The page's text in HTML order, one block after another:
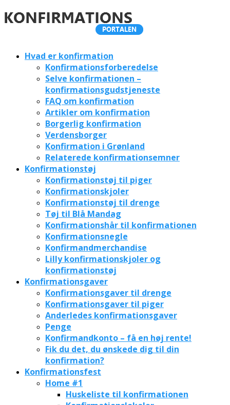
Hvad er konfirmation
Konfirmationsforberedelse
Selve konfirmationen –
konfirmationsgudstjeneste
FAQ om konfirmation
Artikler om konfirmation
Borgerlig konfirmation
Verdensborger
Konfirmation i Grønland
Relaterede konfirmationsemner
Konfirmationstøj
Konfirmationstøj til piger
Konfirmationskjoler
Konfirmationstøj til drenge
Tøj til Blå Mandag
Konfirmationshår til konfirmationen
Konfirmationsnegle
Konfirmandmerchandise
Lilly konfirmationskjoler og
konfirmationstøj
Konfirmationsgaver
Konfirmationsgaver til drenge
Konfirmationsgaver til piger
Anderledes konfirmationsgaver
Penge
Konfirmandkonto – få en høj rente!
Fik du det, du ønskede dig til din
konfirmation?
Konfirmationsfest
Home #1
Huskeliste til konfirmationen